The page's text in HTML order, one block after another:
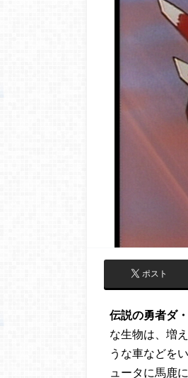
ポスト
伝説の勇者ダ
な生物は、増
うな車などを
ュータに馬鹿